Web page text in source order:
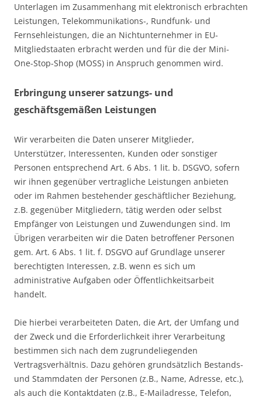
Unterlagen im Zusammenhang mit elektronisch erbrachten
Leistungen, Telekommunikations-, Rundfunk- und
Fernsehleistungen, die an Nichtunternehmer in EU-
Mitgliedstaaten erbracht werden und für die der Mini-
One-Stop-Shop (MOSS) in Anspruch genommen wird.
Erbringung unserer satzungs- und
geschäftsgemäßen Leistungen
Wir verarbeiten die Daten unserer Mitglieder,
Unterstützer, Interessenten, Kunden oder sonstiger
Personen entsprechend Art. 6 Abs. 1 lit. b. DSGVO, sofern
wir ihnen gegenüber vertragliche Leistungen anbieten
oder im Rahmen bestehender geschäftlicher Beziehung,
z.B. gegenüber Mitgliedern, tätig werden oder selbst
Empfänger von Leistungen und Zuwendungen sind. Im
Übrigen verarbeiten wir die Daten betroffener Personen
gem. Art. 6 Abs. 1 lit. f. DSGVO auf Grundlage unserer
berechtigten Interessen, z.B. wenn es sich um
administrative Aufgaben oder Öffentlichkeitsarbeit
handelt.
Die hierbei verarbeiteten Daten, die Art, der Umfang und
der Zweck und die Erforderlichkeit ihrer Verarbeitung
bestimmen sich nach dem zugrundeliegenden
Vertragsverhältnis. Dazu gehören grundsätzlich Bestands-
und Stammdaten der Personen (z.B., Name, Adresse, etc.),
als auch die Kontaktdaten (z.B., E-Mailadresse, Telefon,